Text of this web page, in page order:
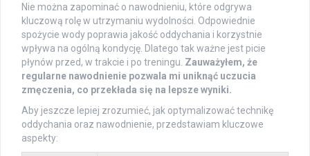
Nie można zapominać o nawodnieniu, które odgrywa
kluczową rolę w utrzymaniu wydolności. Odpowiednie
spożycie wody poprawia jakość oddychania i korzystnie
wpływa na ogólną kondycję. Dlatego tak ważne jest picie
płynów przed, w trakcie i po treningu. Zauważyłem, że
regularne nawodnienie pozwala mi uniknąć uczucia
zmęczenia, co przekłada się na lepsze wyniki.
Aby jeszcze lepiej zrozumieć, jak optymalizować technikę
oddychania oraz nawodnienie, przedstawiam kluczowe
aspekty: